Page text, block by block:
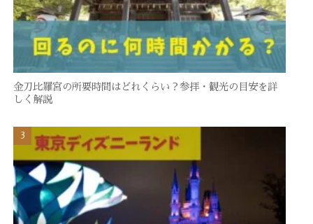
金刀比羅宮の所要時間はどれくらい？参拝・観光の目安を詳
しく解説